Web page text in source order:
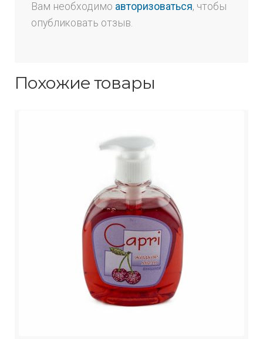
Вам необходимо авторизоваться, чтобы
опубликовать отзыв.
Похожие товары